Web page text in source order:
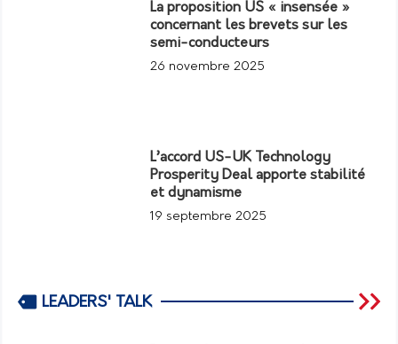
La proposition US « insensée »
concernant les brevets sur les
semi-conducteurs
26 novembre 2025
L’accord US-UK Technology
Prosperity Deal apporte stabilité
et dynamisme
19 septembre 2025
LEADERS' TALK